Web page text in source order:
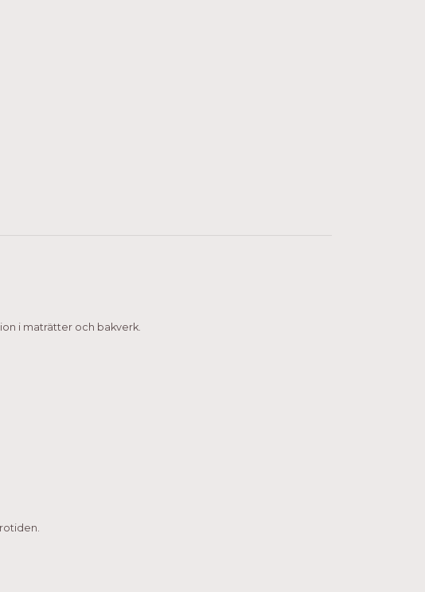
i maträtter och bakverk.